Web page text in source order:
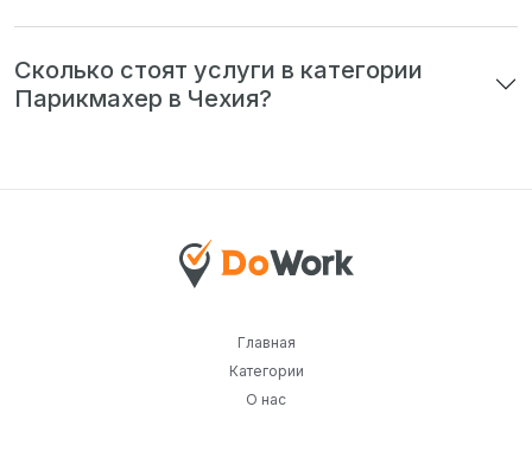
Сколько стоят услуги в категории
Парикмахер в Чехия?
Главная
Категории
О нас